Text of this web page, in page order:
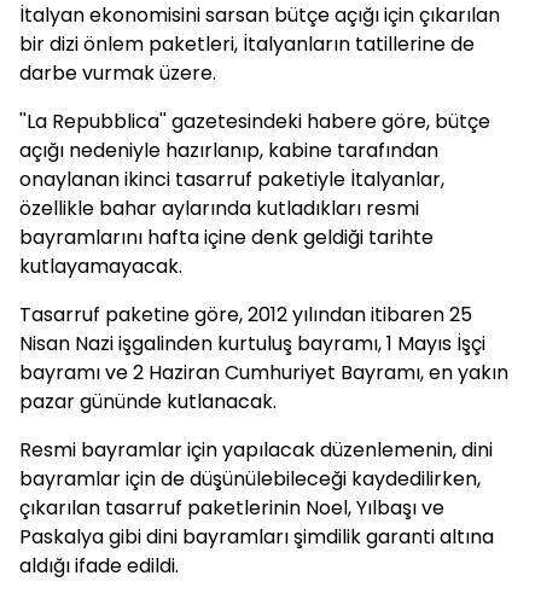
İtalyan ekonomisini sarsan bütçe açığı için çıkarılan
bir dizi önlem paketleri, İtalyanların tatillerine de
darbe vurmak üzere.
''La Repubblica'' gazetesindeki habere göre, bütçe
açığı nedeniyle hazırlanıp, kabine tarafından
onaylanan ikinci tasarruf paketiyle İtalyanlar,
özellikle bahar aylarında kutladıkları resmi
bayramlarını hafta içine denk geldiği tarihte
kutlayamayacak.
Tasarruf paketine göre, 2012 yılından itibaren 25
Nisan Nazi işgalinden kurtuluş bayramı, 1 Mayıs İşçi
bayramı ve 2 Haziran Cumhuriyet Bayramı, en yakın
pazar gününde kutlanacak.
Resmi bayramlar için yapılacak düzenlemenin, dini
bayramlar için de düşünülebileceği kaydedilirken,
çıkarılan tasarruf paketlerinin Noel, Yılbaşı ve
Paskalya gibi dini bayramları şimdilik garanti altına
aldığı ifade edildi.